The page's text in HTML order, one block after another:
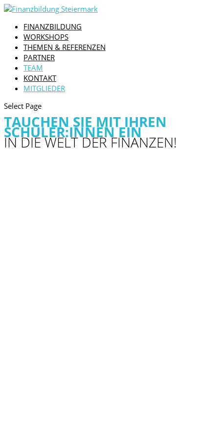
FINANZBILDUNG
WORKSHOPS
THEMEN & REFERENZEN
PARTNER
TEAM
KONTAKT
MITGLIEDER
Select Page
TAUCHEN SIE MIT IHREN
SCHÜLER:INNEN EIN
IN DIE WELT DER FINANZEN!